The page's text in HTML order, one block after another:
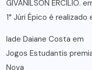
GIVANILSON ERCÍLIO.
1° Júri Épico é realizado
lade Daiane Costa em
Jogos Estudantis
Nova